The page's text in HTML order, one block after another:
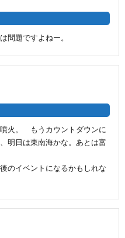
問題ですよねー。
火。 もうカウントダウンに
明日は東南海かな。あとは富
のイベントになるかもしれな